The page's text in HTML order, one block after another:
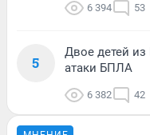
6 394 53
5
Двое детей из
атаки БПЛА
6 382 42